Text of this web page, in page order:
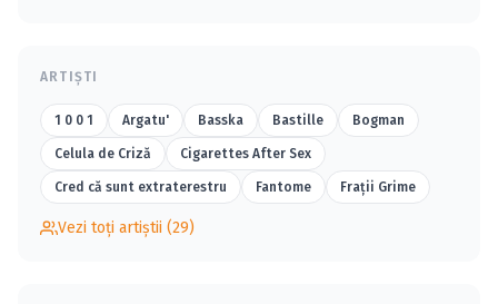
ARTIȘTI
1 0 0 1 Argatu' Basska Bastille Bogman
Celula de Criză Cigarettes After Sex
Cred că sunt extraterestru Fantome Fraţii Grime
Vezi toți artiștii (29)